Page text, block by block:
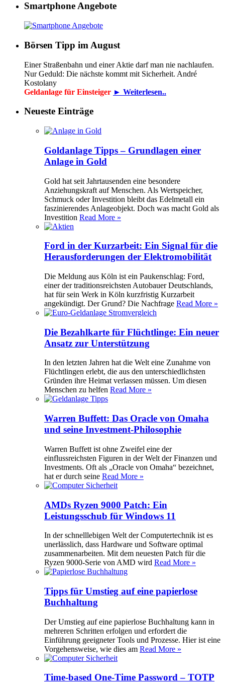
Smartphone Angebote
Börsen Tipp im August
Einer Straßenbahn und einer Aktie darf man nie nachlaufen.
Nur Geduld: Die nächste kommt mit Sicherheit. André
Kostolany
Geldanlage für Einsteiger ► Weiterlesen..
Neueste Einträge
Goldanlage Tipps – Grundlagen einer
Anlage in Gold
Gold hat seit Jahrtausenden eine besondere
Anziehungskraft auf Menschen. Als Wertspeicher,
Schmuck oder Investition bleibt das Edelmetall ein
faszinierendes Anlageobjekt. Doch was macht Gold als
Investition Read More »
Ford in der Kurzarbeit: Ein Signal für die
Herausforderungen der Elektromobilität
Die Meldung aus Köln ist ein Paukenschlag: Ford,
einer der traditionsreichsten Autobauer Deutschlands,
hat für sein Werk in Köln kurzfristig Kurzarbeit
angekündigt. Der Grund? Die Nachfrage Read More »
Die Bezahlkarte für Flüchtlinge: Ein neuer
Ansatz zur Unterstützung
In den letzten Jahren hat die Welt eine Zunahme von
Flüchtlingen erlebt, die aus den unterschiedlichsten
Gründen ihre Heimat verlassen müssen. Um diesen
Menschen zu helfen Read More »
Warren Buffett: Das Oracle von Omaha
und seine Investment-Philosophie
Warren Buffett ist ohne Zweifel eine der
einflussreichsten Figuren in der Welt der Finanzen und
Investments. Oft als „Oracle von Omaha“ bezeichnet,
hat er durch seine Read More »
AMDs Ryzen 9000 Patch: Ein
Leistungsschub für Windows 11
In der schnelllebigen Welt der Computertechnik ist es
unerlässlich, dass Hardware und Software optimal
zusammenarbeiten. Mit dem neuesten Patch für die
Ryzen 9000-Serie von AMD wird Read More »
Tipps für Umstieg auf eine papierlose
Buchhaltung
Der Umstieg auf eine papierlose Buchhaltung kann in
mehreren Schritten erfolgen und erfordert die
Einführung geeigneter Tools und Prozesse. Hier ist eine
Vorgehensweise, wie dies am Read More »
Time-based One-Time Password – TOTP